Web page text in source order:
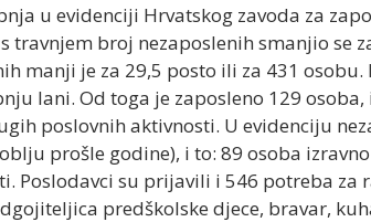
u evidenciji Hrvatskog zavoda za
travnjem broj nezaposlenih smanjio se
manji je za 29,5 posto ili za 431
lani. Od toga je zaposleno 129
poslovnih aktivnosti. U evidenciju
prošle godine), i to: 89 osoba
Poslodavci su prijavili i 546 potreba
predškolske djece, bravar,